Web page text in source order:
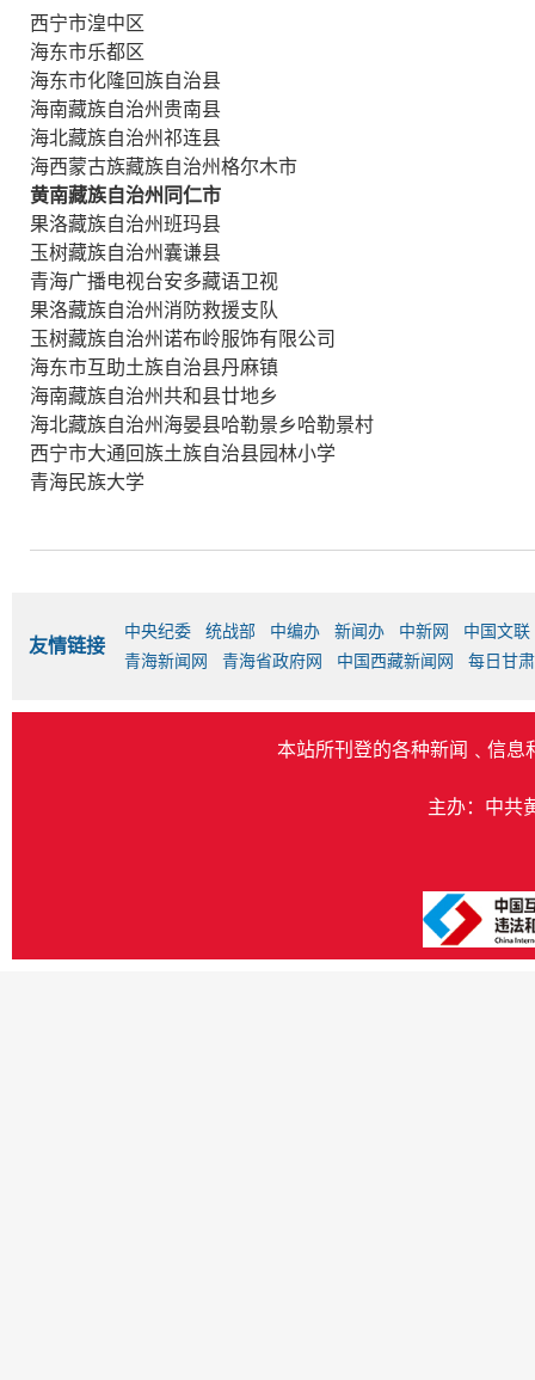
西宁市湟中区
海东市乐都区
海东市化隆回族自治县
海南藏族自治州贵南县
海北藏族自治州祁连县
海西蒙古族藏族自治州格尔木市
黄南藏族自治州同仁市
果洛藏族自治州班玛县
玉树藏族自治州囊谦县
青海广播电视台安多藏语卫视
果洛藏族自治州消防救援支队
玉树藏族自治州诺布岭服饰有限公司
海东市互助土族自治县丹麻镇
海南藏族自治州共和县廿地乡
海北藏族自治州海晏县哈勒景乡哈勒景村
西宁市大通回族土族自治县园林小学
青海民族大学
友情链接
中央纪委 统战部 中编办 新闻办 中新网
中国文联
青海新闻网
青海省政府网 中国西藏新闻网 每日甘
本站所刊登的各种新闻﹑信息
主办：中共